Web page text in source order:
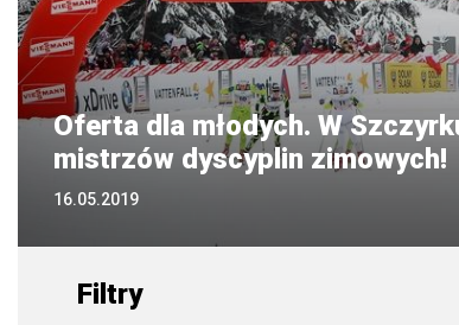
Oferta dla młodych. W
mistrzów dyscyplin zimowych!
16.05.2019
29.12.2021
01.01.2020
22.07.2019
Filtry